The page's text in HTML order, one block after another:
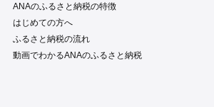
ANAのふるさと納税の特徴
はじめての方へ
ふるさと納税の流れ
動画でわかるANAのふるさと納税